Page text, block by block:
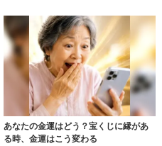
あなたの金運はどう？宝くじに縁があ
る時、金運はこう変わる